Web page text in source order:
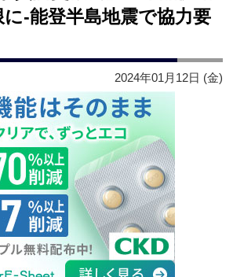
‐能登半島地震で協力要
2024年01月12日 (金)